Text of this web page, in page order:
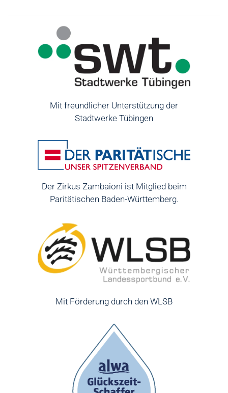
Mit freundlicher Unterstützung der
Stadtwerke Tübingen
Der Zirkus Zambaioni ist Mitglied beim
Paritätischen Baden-Württemberg.
Mit Förderung durch den WLSB